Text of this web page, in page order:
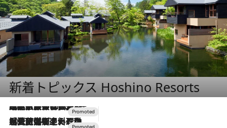
新着トピックス Hoshino Resorts
2026.7.31
【ホテル帰省】という選択肢をOMOが提案。家族とほどよい距離を保つには「昼は実家、夜は気兼ねなくホテルで！」
2026.7.24
【夏限定ディナーコース】旬を迎える稚鮎や花ズッキーニなどをイタリア・トスカーナの郷土料理の手法で満喫！